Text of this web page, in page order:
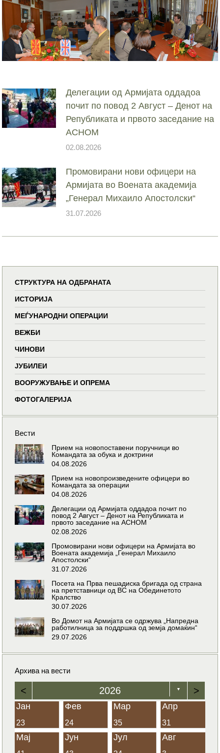
Делегации од Армијата оддадоа
почит по повод 2 Август – Денот на
Републиката и првото заседание на
АСНОМ
02.08.2026
Промовирани нови офицери на
Армијата во Воената академија
„Генерал Михаило Апостолски“
31.07.2026
СТРУКТУРА НА ОДБРАНАТА
ИСТОРИЈА
МЕЃУНАРОДНИ ОПЕРАЦИИ
ВЕЖБИ
ЧИНОВИ
ЈУБИЛЕИ
ВООРУЖУВАЊЕ И ОПРЕМА
ФОТОГАЛЕРИЈА
Вести
Прием на новопоставени поручници во
Командата за обука и доктрини
04.08.2026
Прием на новопроизведените офицери во
Командата за операции
04.08.2026
Делегации од Армијата оддадоа почит по
повод 2 Август – Денот на Републиката и
првото заседание на АСНОМ
02.08.2026
Промовирани нови офицери на Армијата во
Воената академија „Генерал Михаило
Апостолски“
31.07.2026
Посета на Прва пешадиска бригада од страна
на претставници од ВС на Обединетото
Кралство
30.07.2026
Во Домот на Армијата се одржува „Напредна
работилница за поддршка од земја домаќин“
29.07.2026
Архива на вести
< 2026 ▼ >
Јан
23
Фев
24
Мар
35
Апр
31
Мај Јун Јул Авг